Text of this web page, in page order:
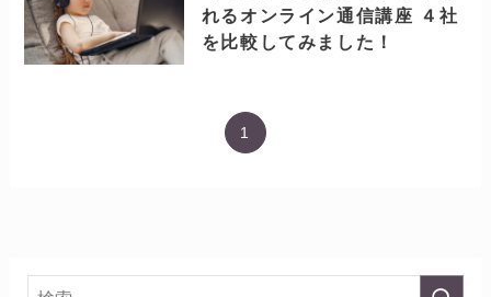
れるオンライン通信講座 ４社
を比較してみました！
1